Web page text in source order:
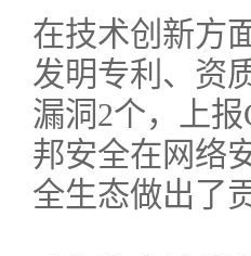
在技术创新方
发明专利、资
漏洞2个，上
邦安全在网络
全生态做出了